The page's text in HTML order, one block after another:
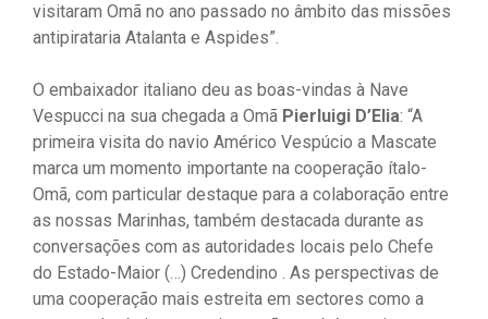
visitaram Omã no ano passado no âmbito das missões
antipirataria Atalanta e Aspides”.
O embaixador italiano deu as boas-vindas à Nave
Vespucci na sua chegada a Omã Pierluigi D’Elia: “A
primeira visita do navio Américo Vespúcio a Mascate
marca um momento importante na cooperação ítalo-
Omã, com particular destaque para a colaboração entre
as nossas Marinhas, também destacada durante as
conversações com as autoridades locais pelo Chefe
do Estado-Maior (…) Credendino . As perspectivas de
uma cooperação mais estreita em sectores como a